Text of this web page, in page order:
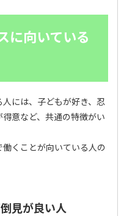
に向いている
には、子どもが好き、忍
意など、共通の特徴がい
くことが向いている人の
見が良い人